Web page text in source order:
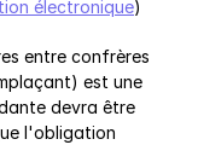
électronique)
entre confrères
est une
devra être
l'obligation